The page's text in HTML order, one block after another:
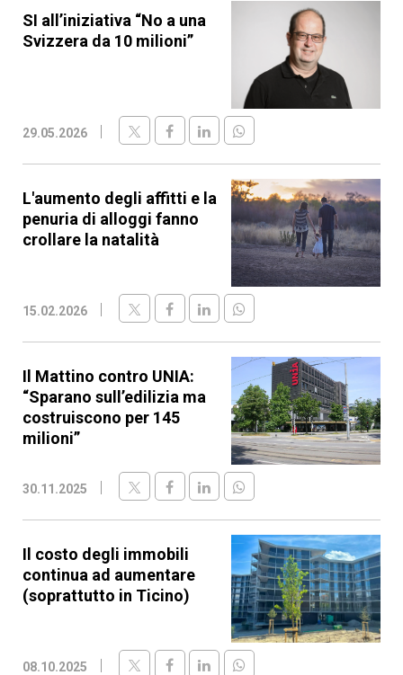
SI all’iniziativa “No a una
Svizzera da 10 milioni”
29.05.2026
L'aumento degli affitti e la
penuria di alloggi fanno
crollare la natalità
15.02.2026
Il Mattino contro UNIA:
“Sparano sull’edilizia ma
costruiscono per 145
milioni”
30.11.2025
Il costo degli immobili
continua ad aumentare
(soprattutto in Ticino)
08.10.2025